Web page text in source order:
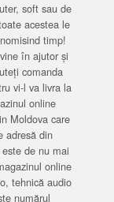
soft sau de
acestea le
timp!
în ajutor și
comanda
vi-l va livra la
online
Moldova care
adresă din
de nu mai
online
tehnică audio
numărul